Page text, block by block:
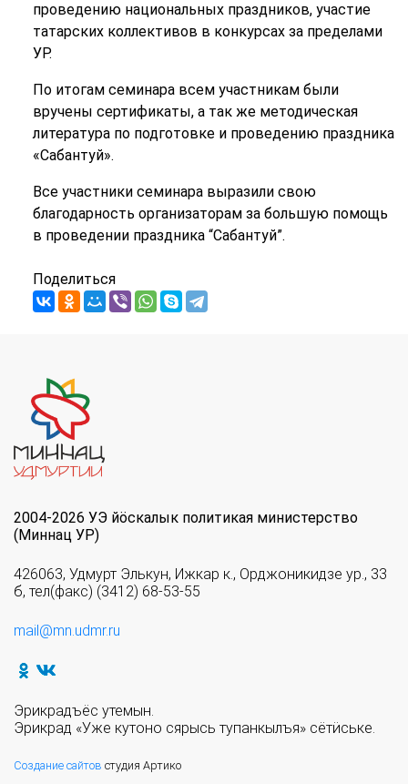
проведению национальных праздников, участие
татарских коллективов в конкурсах за пределами
УР.
По итогам семинара всем участникам были
вручены сертификаты, а так же методическая
литература по подготовке и проведению праздника
«Сабантуй».
Все участники семинара выразили свою
благодарность организаторам за большую помощь
в проведении праздника “Сабантуй”.
Поделиться
2004-2026 УЭ йöскалык политикая министерство
(Миннац УР)
426063, Удмурт Элькун, Ижкар к., Орджоникидзе ур., 33
б, тел(факс) (3412) 68-53-55
mail@mn.udmr.ru
Эрикрадъёс утемын.
Эрикрад «Уже кутоно сярысь тупанкылъя» сётӥське.
Создание сайтов студия Артико